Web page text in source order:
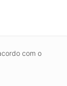
com o